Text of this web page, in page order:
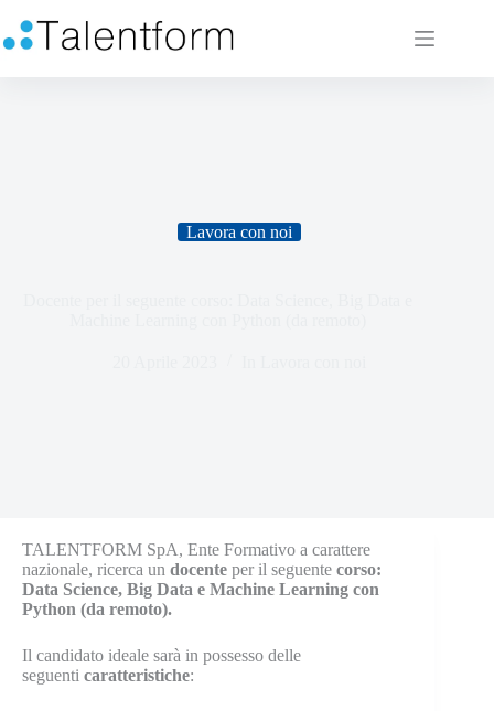
Lavora con noi
TALENTFORM SpA, Ente Formativo a carattere
nazionale, ricerca un docente per il seguente corso:
Data Science, Big Data e Machine Learning con
Python (da remoto).
Il candidato ideale sarà in possesso delle
seguenti caratteristiche: